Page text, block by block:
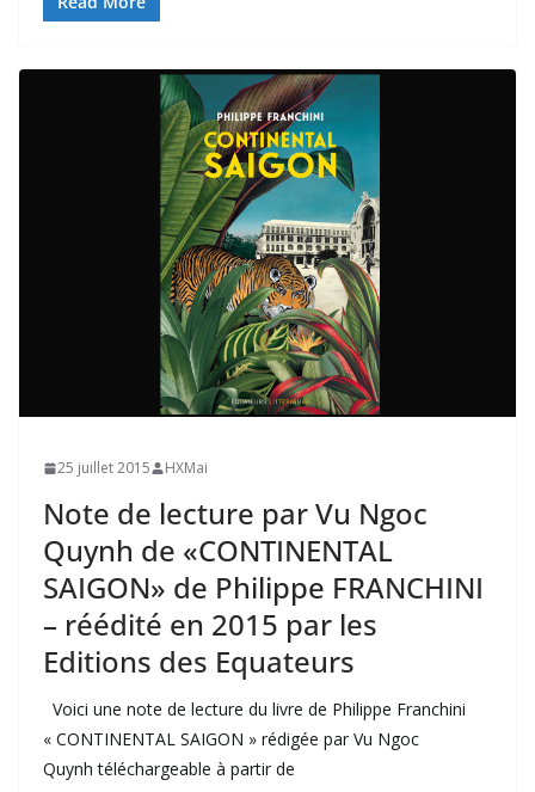
25 juillet 2015 HXMai
Note de lecture par Vu Ngoc
Quynh de «CONTINENTAL
SAIGON» de Philippe FRANCHINI
– réédité en 2015 par les
Editions des Equateurs
Voici une note de lecture du livre de Philippe Franchini
« CONTINENTAL SAIGON » rédigée par Vu Ngoc
Quynh téléchargeable à partir de